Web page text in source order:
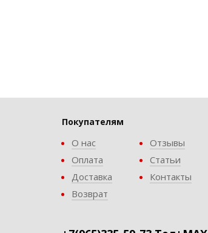
Покупателям
О нас
Оплата
Доставка
Возврат
Отзывы
Статьи
Контакты